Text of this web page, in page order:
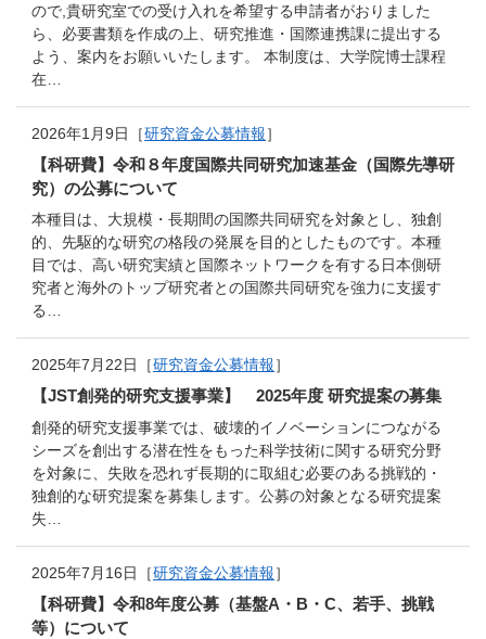
ので,貴研究室での受け入れを希望する申請者がおりました
ら、必要書類を作成の上、研究推進・国際連携課に提出する
よう、案内をお願いいたします。 本制度は、大学院博士課程
在…
2026年1月9日［研究資金公募情報］
【科研費】令和８年度国際共同研究加速基金（国際先導研
究）の公募について
本種目は、大規模・長期間の国際共同研究を対象とし、独創
的、先駆的な研究の格段の発展を目的としたものです。本種
目では、高い研究実績と国際ネットワークを有する日本側研
究者と海外のトップ研究者との国際共同研究を強力に支援す
る…
2025年7月22日［研究資金公募情報］
【JST創発的研究支援事業】 2025年度 研究提案の募集
創発的研究支援事業では、破壊的イノベーションにつながる
シーズを創出する潜在性をもった科学技術に関する研究分野
を対象に、失敗を恐れず長期的に取組む必要のある挑戦的・
独創的な研究提案を募集します。公募の対象となる研究提案
失…
2025年7月16日［研究資金公募情報］
【科研費】令和8年度公募（基盤A・B・C、若手、挑戦
等）について